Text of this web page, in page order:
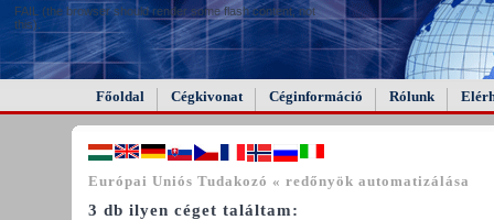
FAIL (the browser should render some flash content, not
this).
Főoldal Cégkivonat Céginformáció Rólunk
Európai Uniós Tudakozó « redőnyök automatizálása
3 db ilyen céget találtam: